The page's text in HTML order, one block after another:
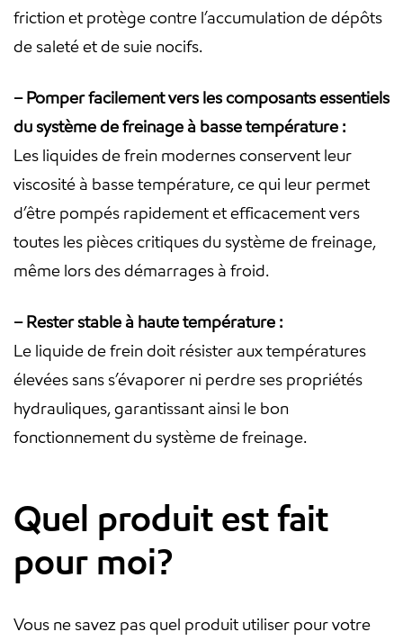
friction et protège contre l’accumulation de dépôts
de saleté et de suie nocifs.
– Pomper facilement vers les composants essentiels
du système de freinage à basse température :
Les liquides de frein modernes conservent leur
viscosité à basse température, ce qui leur permet
d’être pompés rapidement et efficacement vers
toutes les pièces critiques du système de freinage,
même lors des démarrages à froid.
– Rester stable à haute température :
Le liquide de frein doit résister aux températures
élevées sans s’évaporer ni perdre ses propriétés
hydrauliques, garantissant ainsi le bon
fonctionnement du système de freinage.
Quel produit est fait
pour moi?
Vous ne savez pas quel produit utiliser pour votre